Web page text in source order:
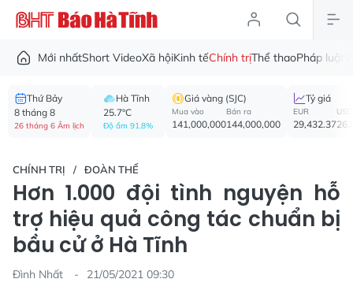
Mới nhấtShort VideoXã hộiKinh tếChính trịThể thaoPháp luật
Thứ Bảy
8 tháng 8
26 tháng 6 Âm lịch
Hà Tĩnh
25.7°C
Độ ẩm 91.8%
Giá vàng (SJC)
Mua vào
141,000,000
Bán ra
144,000,000
Tỷ giá
EUR
29,432.37
USD
CHÍNH TRỊ ĐOÀN THỂ
Hơn 1.000 đội tình nguyện hỗ
trợ hiệu quả công tác chuẩn bị
bầu cử ở Hà Tĩnh
Đình Nhất
21/05/2021 09:30